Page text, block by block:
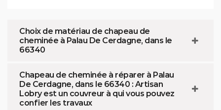
Choix de matériau de chapeau de
cheminée à Palau De Cerdagne, dans le
66340
Chapeau de cheminée à réparer à Palau
De Cerdagne, dans le 66340 : Artisan
Lobry est un couvreur à qui vous pouvez
confier les travaux